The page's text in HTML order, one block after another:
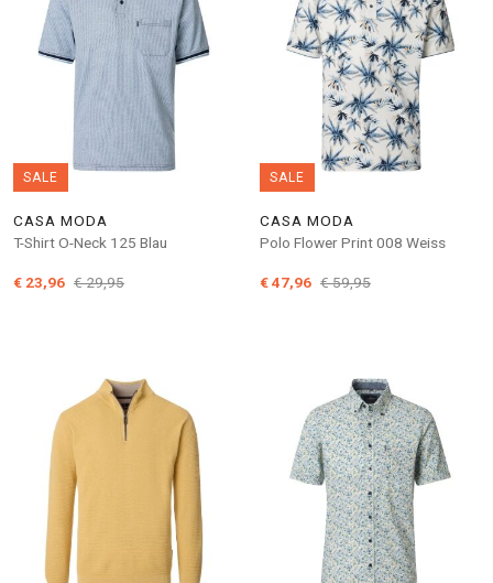
SALE
CASA MODA
T-Shirt O-Neck 125 Blau
€ 29,95
€ 23,96
SALE
CASA MODA
Polo Flower Print 008 Weiss
€ 59,95
€ 47,96